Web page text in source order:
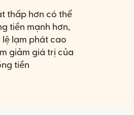
thấp hơn có thể
tiền mạnh hơn,
lạm phát cao
giảm giá trị của
tiền